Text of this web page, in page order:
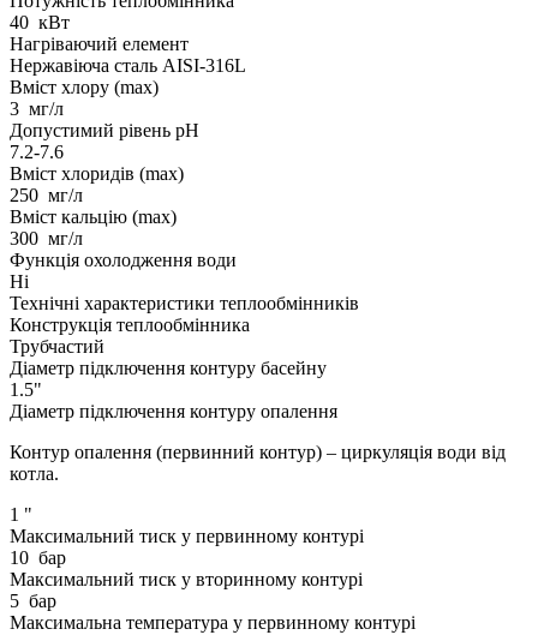
40 кВт
Нагріваючий елемент
Нержавіюча сталь AISI-316L
Вміст хлору (max)
3 мг/л
Допустимий рівень pH
7.2-7.6
Вміст хлоридів (max)
250 мг/л
Вміст кальцію (max)
300 мг/л
Функція охолодження води
Ні
Технічні характеристики теплообмінників
Конструкція теплообмінника
Трубчастий
Діаметр підключення контуру басейну
1.5"
Діаметр підключення контуру опалення
Контур опалення (первинний контур) – циркуляція води від
котла.
1 "
Максимальний тиск у первинному контурі
10 бар
Максимальний тиск у вторинному контурі
5 бар
Максимальна температура у первинному контурі